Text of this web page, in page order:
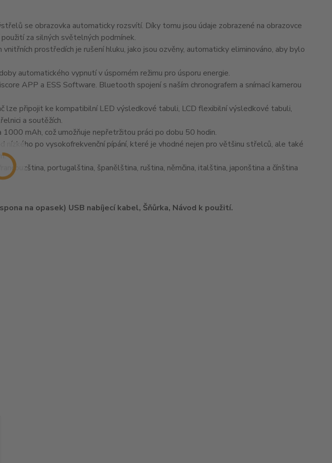
se obrazovka automaticky rozsvítí. Díky tomu jsou údaje zobrazené na obrazovce
za silných světelných podmínek.
prostředích je rušení hluku, jako jsou ozvěny, automaticky eliminováno, aby bylo
automatického vypnutí v úsporném režimu pro úsporu energie.
APP a ESS Software. Bluetooth spojení s naším chronografem a snímací kamerou
lze připojit ke kompatibilní LED výsledkové tabuli, LCD flexibilní výsledkové tabuli,
a soutěžích.
mAh, což umožňuje nepřetržitou práci po dobu 50 hodin.
nízkého po vysokofrekvenční pípání, které je vhodné nejen pro většinu střelců, ale také
portugalština, španělština, ruština, němčina, italština, japonština a čínština
na opasek) USB nabíjecí kabel, Šňůrka, Návod k použití.